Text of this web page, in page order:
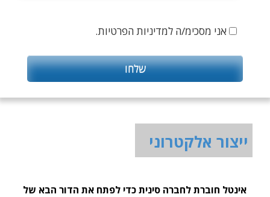
אני מסכימ/ה למדיניות הפרטיות.
ייצור אלקטרוני
אינטל חוברת לחברה סינית כדי לפתח את הדור הבא של